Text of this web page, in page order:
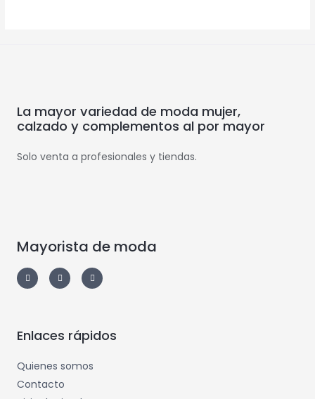
La mayor variedad de moda mujer,
calzado y complementos al por mayor
Solo venta a profesionales y tiendas.
Mayorista de moda
Enlaces rápidos
Quienes somos
Contacto